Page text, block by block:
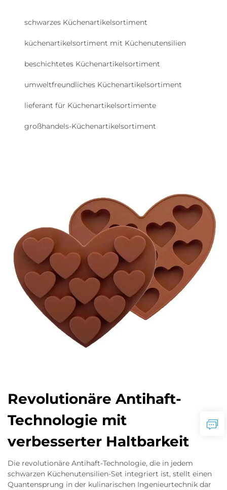
schwarzes Küchenartikelsortiment
küchenartikelsortiment mit Küchenutensilien
beschichtetes Küchenartikelsortiment
umweltfreundliches Küchenartikelsortiment
lieferant für Küchenartikelsortimente
großhandels-Küchenartikelsortiment
Revolutionäre Antihaft-
Technologie mit
verbesserter Haltbarkeit
Die revolutionäre Antihaft-Technologie, die in jedem
schwarzen Küchenutensilien-Set integriert ist, stellt einen
Quantensprung in der kulinarischen Ingenieurtechnik dar